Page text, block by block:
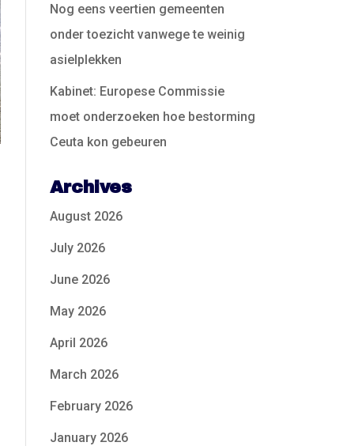
Nog eens veertien gemeenten
onder toezicht vanwege te weinig
asielplekken
Kabinet: Europese Commissie
moet onderzoeken hoe bestorming
Ceuta kon gebeuren
Archives
August 2026
July 2026
June 2026
May 2026
April 2026
March 2026
February 2026
January 2026